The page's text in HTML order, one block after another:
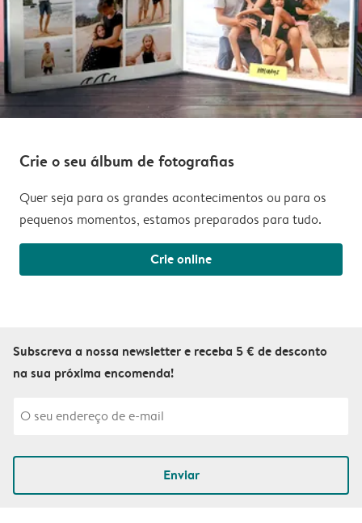
Crie o seu álbum de fotografias
Quer seja para os grandes acontecimentos ou para os
pequenos momentos, estamos preparados para tudo.
Crie online
Subscreva a nossa newsletter e receba 5 € de desconto
na sua próxima encomenda!
Enviar